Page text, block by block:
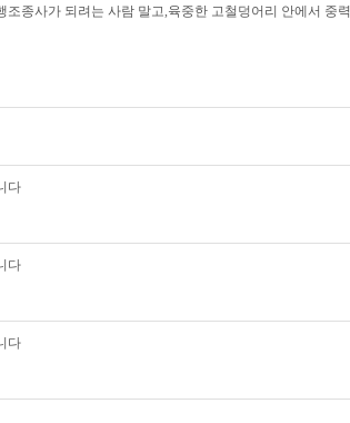
종사가 되려는 사람 말고,육중한 고철덩어리 안에서 중력
다
다
다